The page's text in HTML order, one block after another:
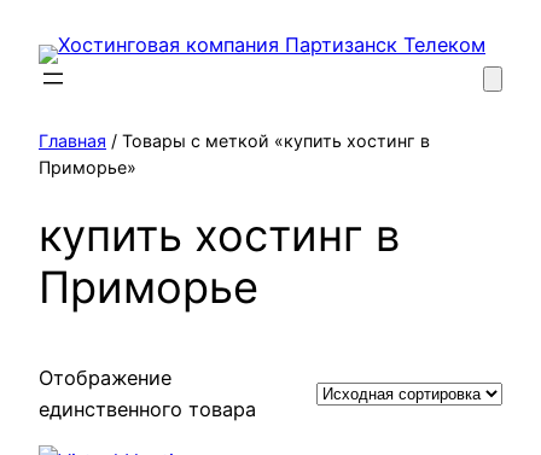
содержимому
Главная / Товары с меткой «купить хостинг в
Приморье»
купить хостинг в
Приморье
Отображение
единственного товара